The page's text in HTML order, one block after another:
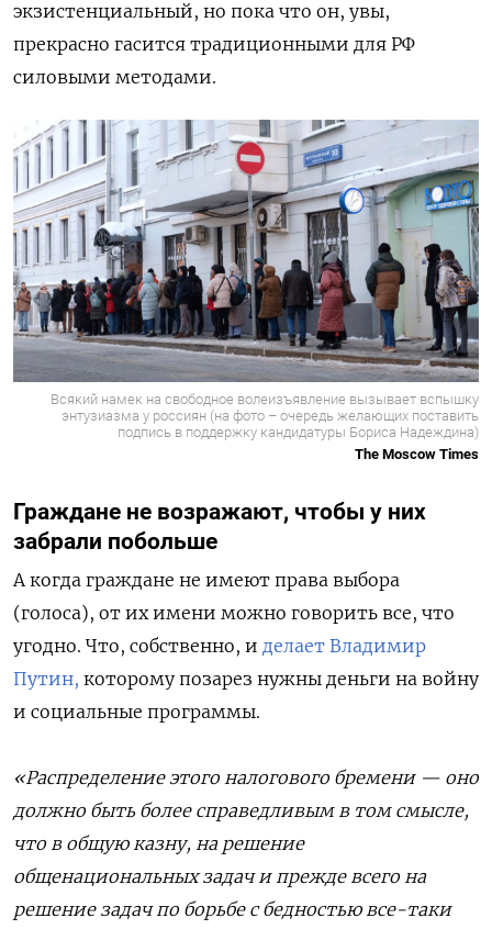
экзистенциальный, но пока что он, увы,
прекрасно гасится традиционными для РФ
силовыми методами.
Всякий намек на свободное волеизъявление вызывает вспышку
энтузиазма у россиян (на фото – очередь желающих поставить
подпись в поддержку кандидатуры Бориса Надеждина)
The Moscow Times
Граждане не возражают, чтобы у них
забрали побольше
А когда граждане не имеют права выбора
(голоса), от их имени можно говорить все, что
угодно. Что, собственно, и делает Владимир
Путин, которому позарез нужны деньги на войну
и социальные программы.
«Распределение этого налогового бремени — оно
должно быть более справедливым в том смысле,
что в общую казну, на решение
общенациональных задач и прежде всего на
решение задач по борьбе с бедностью все-таки